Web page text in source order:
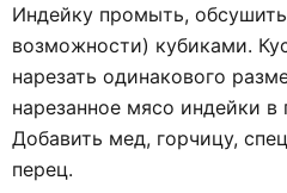
Индейку промыть,
возможности) кубиками.
нарезать одинакового
нарезанное мясо индейки в
Добавить мед, горчицу,
перец.